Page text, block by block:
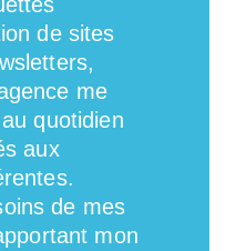
de sites
me
quotidien
aux
de mes
mon